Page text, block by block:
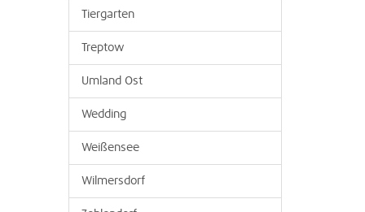
Tiergarten
Treptow
Umland Ost
Wedding
Weißensee
Wilmersdorf